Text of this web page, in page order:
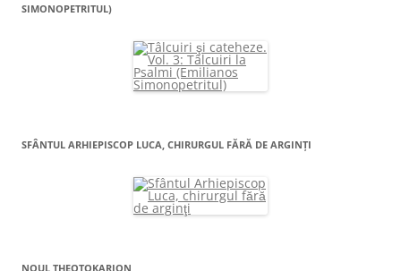
SIMONOPETRITUL)
SFÂNTUL ARHIEPISCOP LUCA, CHIRURGUL FĂRĂ DE ARGINŢI
NOUL THEOTOKARION